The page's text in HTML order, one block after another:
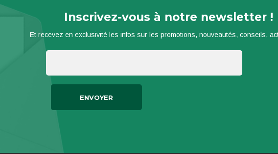
Inscrivez-vous à notre newsletter !
Et recevez en exclusivité les infos sur les promotions, nouveautés, conseils,